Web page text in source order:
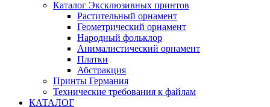
Каталог Эксклюзивных принтов
Растительный орнамент
Геометрический орнамент
Народный фольклор
Анималистический орнамент
Платки
Абстракция
Принты Германия
Технические требования к файлам
КАТАЛОГ